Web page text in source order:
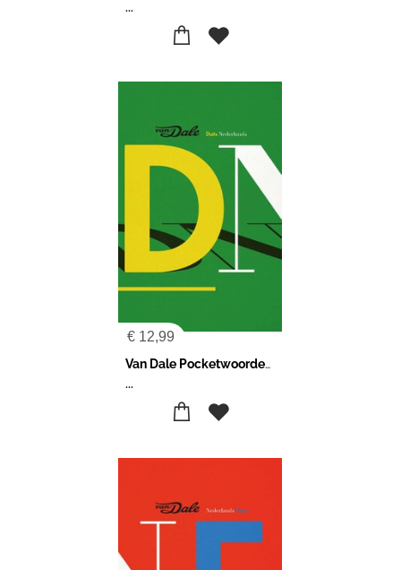
...
€ 12,99
Van Dale Pocketwoordenboek Duits-Nederlands
...